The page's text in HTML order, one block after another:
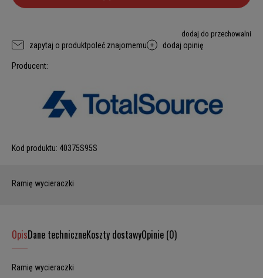
dodaj do przechowalni
zapytaj o produktpoleć znajomemu dodaj opinię
Producent:
Kod produktu: 40375S95S
Ramię wycieraczki
OpisDane techniczneKoszty dostawyOpinie (0)
Ramię wycieraczki